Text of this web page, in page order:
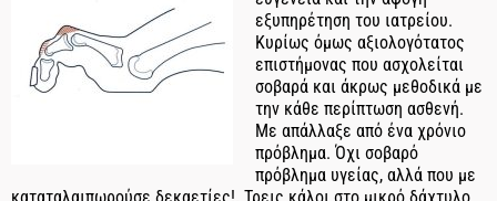
εξυπηρέτηση του ιατρείου.
Κυρίως όμως αξιολογότατος
επιστήμονας που ασχολείται
σοβαρά και άκρως μεθοδικά με
την κάθε περίπτωση ασθενή.
Με απάλλαξε από ένα χρόνιο
πρόβλημα. Όχι σοβαρό
πρόβλημα υγείας, αλλά που με